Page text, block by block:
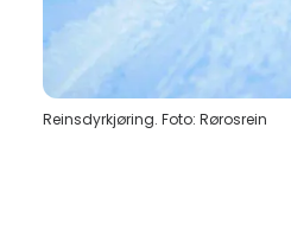
Reinsdyrkjøring. Foto: Rørosrein